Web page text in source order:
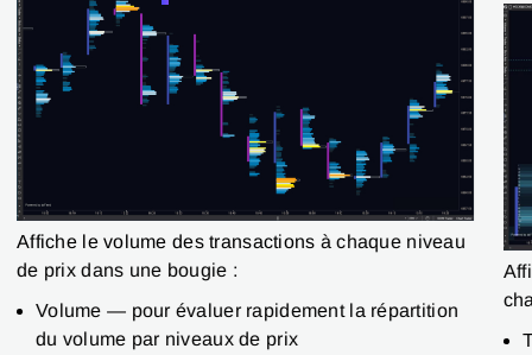
Affiche le volume des transactions à chaque niveau
de prix dans une bougie :
Volume — pour évaluer rapidement la répartition
du volume par niveaux de prix